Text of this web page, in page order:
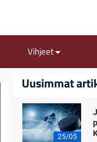
Vihjeet
Uusimmat
25/05